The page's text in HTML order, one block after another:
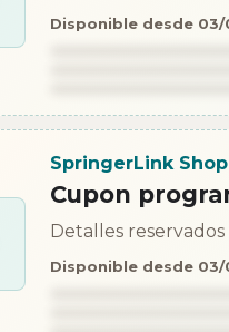
Disponible desde
SpringerLink Shop
Cupon
Detalles
Disponible desde